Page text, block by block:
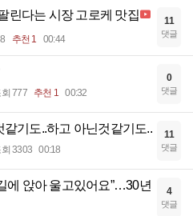
린다는 시장 고로케 맛집
추천 1 00:44
11
댓글
777 추천 1 00:32
0
댓글
같기도..하고 아닌것같기도..
3303 00:18
11
댓글
에 앉아 울고있어요”…30년
4
댓글